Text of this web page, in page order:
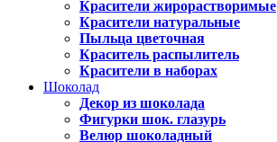
Красители жирорастворимые
Красители натуральные
Пыльца цветочная
Краситель распылитель
Красители в наборах
Шоколад
Декор из шоколада
Фигурки шок. глазурь
Велюр шоколадный